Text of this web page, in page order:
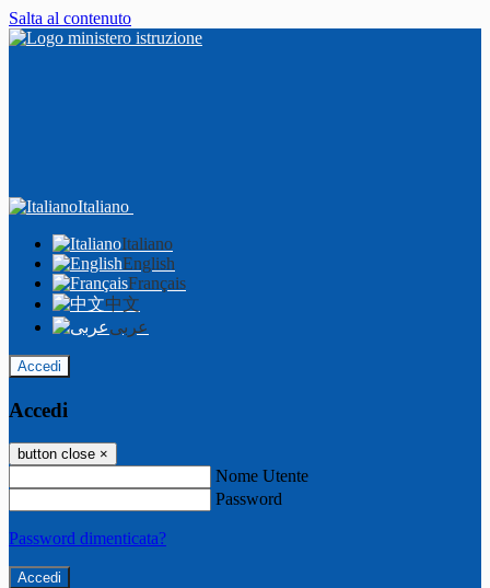
Salta al contenuto
Italiano
Italiano
English
Français
中文
عربى
Accedi
Accedi
button close ×
Nome Utente
Password
Password dimenticata?